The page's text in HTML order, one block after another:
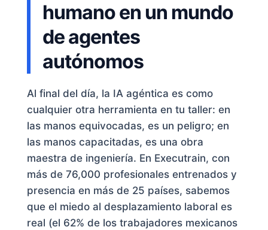
humano en un mundo
de agentes
autónomos
Al final del día, la IA agéntica es como
cualquier otra herramienta en tu taller: en
las manos equivocadas, es un peligro; en
las manos capacitadas, es una obra
maestra de ingeniería. En Executrain, con
más de 76,000 profesionales entrenados y
presencia en más de 25 países, sabemos
que el miedo al desplazamiento laboral es
real (el 62% de los trabajadores mexicanos